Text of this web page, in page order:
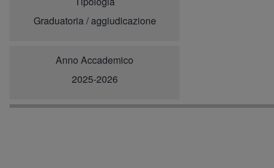
Graduatoria / aggiudicazione
Anno Accademico
2025-2026